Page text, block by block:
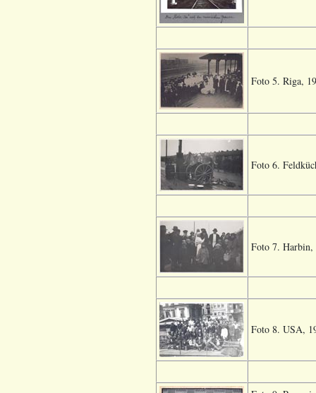
Foto 5. Riga,
Foto 6.
Foto 7.
Foto 8. USA,